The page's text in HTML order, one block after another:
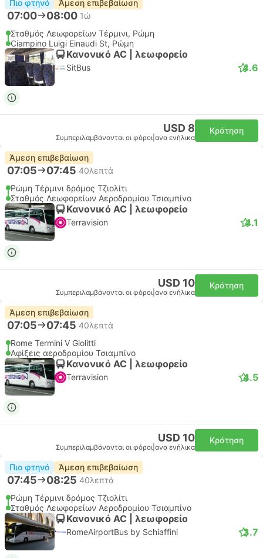
Πιο φτηνό Άμεση επιβεβαίωση
07:00 08:00 1ώ
Σταθμός Λεωφορείων Τέρμινι, Ρώμη
Ciampino Luigi Einaudi St, Ρώμη
Κανονικό AC | λεωφορείο
SitBus 4.6
USD 8
Συμπεριλαμβάνονται οι φόροι ανα ενήλικα
Κράτηση
Άμεση επιβεβαίωση
07:05 07:45 40λεπτά
Ρώμη Τέρμινι δρόμος Τζιολίτι
Σταθμός Λεωφορείων Αεροδρομίου Τσιαμπίνο
Κανονικό AC | λεωφορείο
Terravision 4.1
USD 10
Συμπεριλαμβάνονται οι φόροι ανα ενήλικα
Κράτηση
Άμεση επιβεβαίωση
07:05 07:45 40λεπτά
Rome Termini V Giolitti
Αφίξεις αεροδρομίου Τσιαμπίνο
Κανονικό AC | λεωφορείο
Terravision 4.5
USD 10
Συμπεριλαμβάνονται οι φόροι ανα ενήλικα
Κράτηση
Πιο φτηνό Άμεση επιβεβαίωση
07:45 08:25 40λεπτά
Ρώμη Τέρμινι δρόμος Τζιολίτι
Σταθμός Λεωφορείων Αεροδρομίου Τσιαμπίνο
Κανονικό AC | λεωφορείο
RomeAirportBus by Schiaffini 3.7